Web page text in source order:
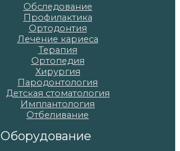
Обследование
Профилактика
Ортодонтия
Лечение кариеса
Терапия
Ортопедия
Хирургия
Пародонтология
Детская стоматология
Имплантология
Отбеливание
Оборудование